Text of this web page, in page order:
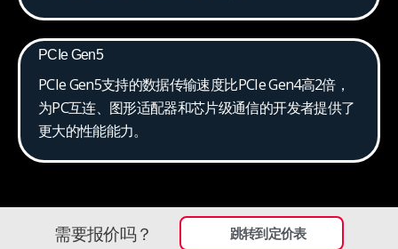
PCIe Gen5
PCIe Gen5支持的数据传输速度比PCIe Gen4高2倍，
为PC互连、图形适配器和芯片级通信的开发者提供了
更大的性能能力。
需要报价吗？ 跳转到定价表